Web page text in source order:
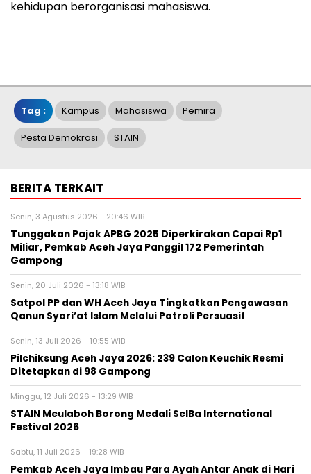
kehidupan berorganisasi mahasiswa.
Tag : Kampus Mahasiswa Pemira
Pesta Demokrasi STAIN
BERITA TERKAIT
Senin, 3 Agustus 2026 - 20:46 WIB
Tunggakan Pajak APBG 2025 Diperkirakan Capai Rp1
Miliar, Pemkab Aceh Jaya Panggil 172 Pemerintah
Gampong
Senin, 20 Juli 2026 - 13:18 WIB
Satpol PP dan WH Aceh Jaya Tingkatkan Pengawasan
Qanun Syari’at Islam Melalui Patroli Persuasif
Senin, 13 Juli 2026 - 10:55 WIB
Pilchiksung Aceh Jaya 2026: 239 Calon Keuchik Resmi
Ditetapkan di 98 Gampong
Minggu, 12 Juli 2026 - 13:29 WIB
STAIN Meulaboh Borong Medali SeIBa International
Festival 2026
Sabtu, 11 Juli 2026 - 19:28 WIB
Pemkab Aceh Jaya Imbau Para Ayah Antar Anak di Hari